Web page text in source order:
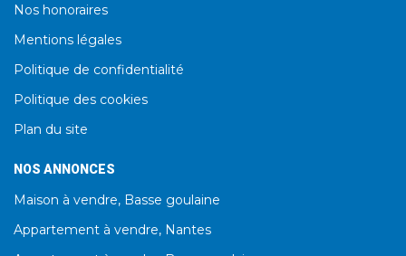
Nos honoraires
Mentions légales
Politique de confidentialité
Politique des cookies
Plan du site
NOS ANNONCES
Maison à vendre, Basse goulaine
Appartement à vendre, Nantes